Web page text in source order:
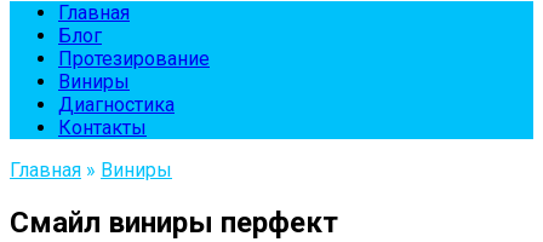
Главная
Блог
Протезирование
Виниры
Диагностика
Контакты
Главная » Виниры
Смайл виниры перфект